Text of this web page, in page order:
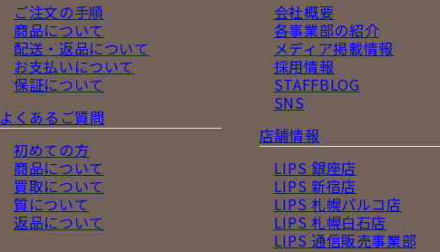
ご注文の手順
商品について
配送・返品について
お支払いについて
保証について
よくあるご質問
初めての方
商品について
買取について
質について
返品について
会社概要
各事業部の紹介
メディア掲載情報
採用情報
STAFFBLOG
SNS
店舗情報
LIPS 銀座店
LIPS 新宿店
LIPS 札幌パルコ店
LIPS 札幌白石店
LIPS 通信販売事業部